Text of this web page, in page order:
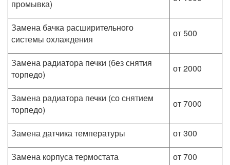
промывка)
Замена бачка расширительного
системы охлаждения
от 500
Замена радиатора печки (без снятия
торпедо)
от 2000
Замена радиатора печки (со снятием
торпедо)
от 7000
Замена датчика температуры
от 300
Замена корпуса термостата
от 700